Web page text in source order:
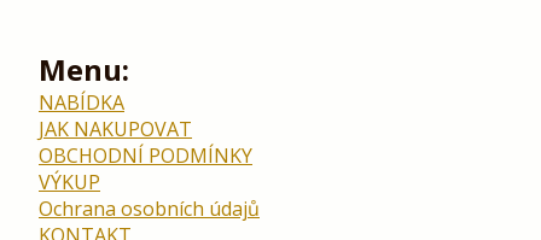
Menu:
NABÍDKA
JAK NAKUPOVAT
OBCHODNÍ PODMÍNKY
VÝKUP
Ochrana osobních údajů